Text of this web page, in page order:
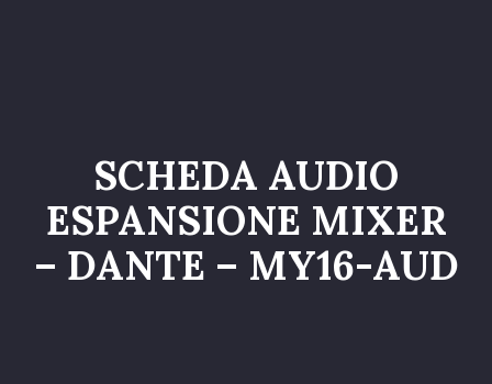
Galleria
Chi siamo
Contatti
SCHEDA AUDIO
ESPANSIONE MIXER
– DANTE – MY16-AUD